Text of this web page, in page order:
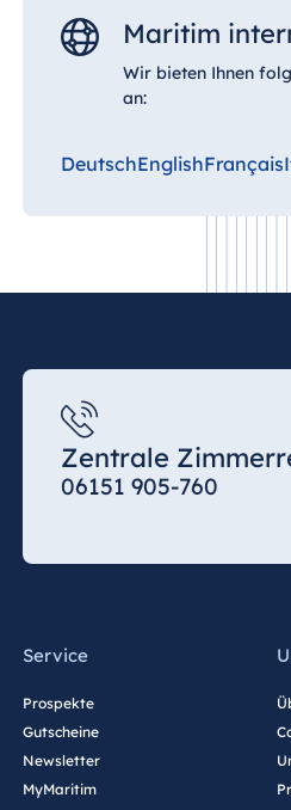
Hotel Ulm
Star-Apart Hansa
Hotel Wiesbaden
Albanien
Hotel Plaza
Bay
Hotel Paradise
Blue Albena
Hotel Amelia
Maritim
Wir bieten Ihnen
an:
DeutschEnglishFrançais
Zentrale
06151 905-760
Service
Prospekte
Gutscheine
Newsletter
MyMaritim